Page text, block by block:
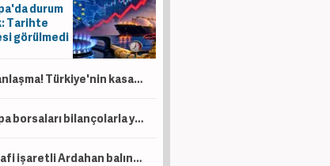
durum
Tarihte
görülmedi
Dev anlaşma! Türkiye'nin kasasına servet akacak! Bir ülkeden daha petrol sürprizi
Avrupa borsaları bilançolarla yükseldi! İngiltere negatif ayrıştı
Coğrafi işaretli Ardahan balında hasat başladı!